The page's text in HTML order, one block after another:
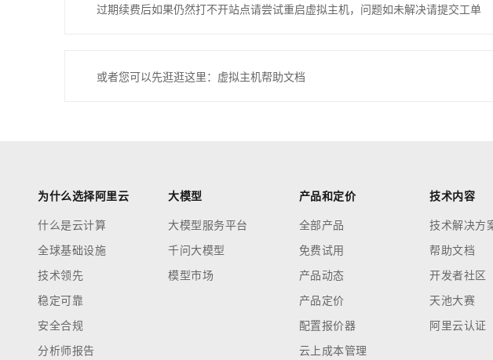
过期续费后如果仍然打不开站点请尝试重启虚拟主机，问题如未解决请提交工单
或者您可以先逛逛这里：虚拟主机帮助文档